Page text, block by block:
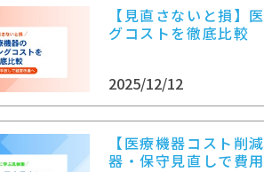
【見直さないと損】
グコストを徹底比較
2025/12/12
【医療機器コスト削
器・保守見直しで費用